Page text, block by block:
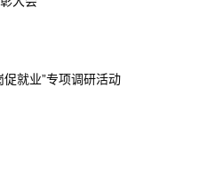
就业”专项调研活动